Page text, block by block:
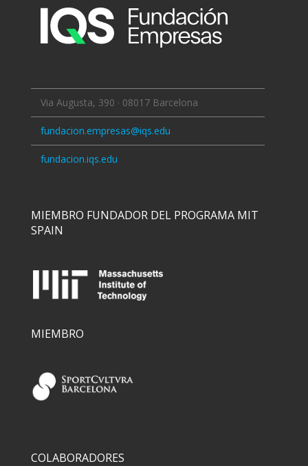
Via Augusta, 390 · 08017 Barcelona
fundacion.empresas@iqs.edu
fundacion.iqs.edu
MIEMBRO FUNDADOR DEL PROGRAMA MIT
SPAIN
MIEMBRO
COLABORADORES